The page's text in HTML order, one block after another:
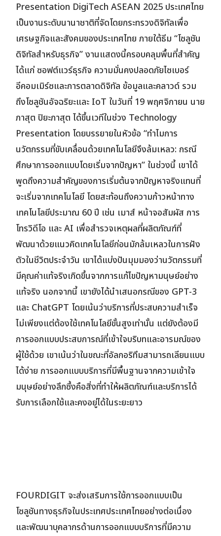
Presentation DigiTech ASEAN 2025 ประเทศไทย
เป็นงานระดับนานาชาติที่จัดโดยกระทรวงดิจิทัลเพื่อ
เศรษฐกิจและสังคมของประเทศไทย ภายใต้ธีม “โซลูชัน
ดิจิทัลสำหรับธุรกิจ” งานแสดงนี้ครอบคลุมพื้นที่สำคัญ
ได้แก่ ซอฟต์แวร์ธุรกิจ ความมั่นคงปลอดภัยไซเบอร์
อีคอมเมิร์ซและการตลาดดิจิทัล ข้อมูลและคลาวด์ รวม
ถึงโซลูชันอัจฉริยะและ IoT ในวันที่ 19 พฤศจิกายน นาย
ภาสุต ปิยะภาสุต ได้ขึ้นเวทีในช่วง Technology
Presentation โดยบรรยายในหัวข้อ “ทำไมการ
นวัตกรรมที่ขับเคลื่อนด้วยเทคโนโลยีจึงล้มเหลว: กรณี
ศึกษาการออกแบบโดยเริ่มจากปัญหา” ในช่วงนี้ เขาได้
พูดถึงความสำคัญของการเริ่มต้นจากปัญหาจริงแทนที่
จะเริ่มจากเทคโนโลยี โดยสะท้อนถึงความก้าวหน้าทาง
เทคโนโลยีประมาณ 60 ปี เช่น เมาส์ หน้าจอสัมผัส การ
โทรวิดีโอ และ AI เพื่อสำรวจเหตุผลที่ผลิตภัณฑ์ที่
พัฒนาด้วยแนวคิดเทคโนโลยีก่อนมักล้มเหลวในการฝัง
ตัวในชีวิตประจำวัน เขาได้แบ่งปันมุมมองว่านวัตกรรมที่
มีคุณค่าแท้จริงเกิดขึ้นจากการแก้ไขปัญหามนุษย์อย่าง
แท้จริง นอกจากนี้ เขายังได้นำเสนอกรณีของ GPT-3
และ ChatGPT โดยเน้นว่าบริการที่ประสบความสำเร็จ
ไม่เพียงแต่ต้องใช้เทคโนโลยีขั้นสูงเท่านั้น แต่ยังต้องมี
การออกแบบประสบการณ์ที่เข้าใจบริบทและอารมณ์ของ
ผู้ใช้ด้วย เขาเน้นว่าในขณะที่อัลกอริทึมสามารถเลียนแบบ
ได้ง่าย การออกแบบบริการที่มีพื้นฐานจากความเข้าใจ
มนุษย์อย่างลึกซึ้งคือสิ่งที่ทำให้ผลิตภัณฑ์และบริการได้
รับการเลือกใช้และคงอยู่ได้ในระยะยาว
FOURDIGIT จะส่งเสริมการใช้การออกแบบเป็น
โซลูชันทางธุรกิจในประเทศประเทศไทยอย่างต่อเนื่อง
และพัฒนาบุคลากรด้านการออกแบบบริการที่มีความ